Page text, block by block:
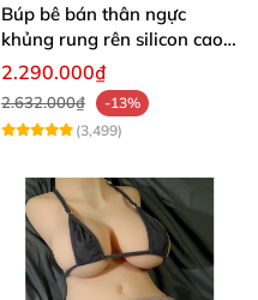
Búp bê bán thân ngực
khủng rung rên silicon cao
cấp kích thích cực đã
2.290.000₫
2.632.000₫
-13%
(3,499)